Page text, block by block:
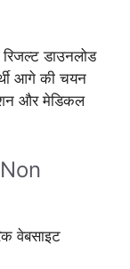
डाउनलोड
आगे की चयन
और मेडिकल
वेबसाइट